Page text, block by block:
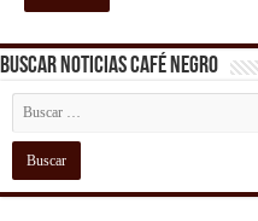
Buscar Noticias Café Negro